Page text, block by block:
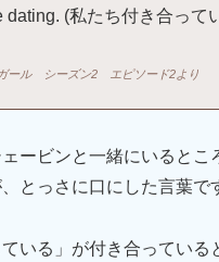
dating. (私たち付き合って
ールシーズン2 エピソード2より
ービンと一緒にいるとこ
とっさに口にした言葉で
ている」が付き合っている